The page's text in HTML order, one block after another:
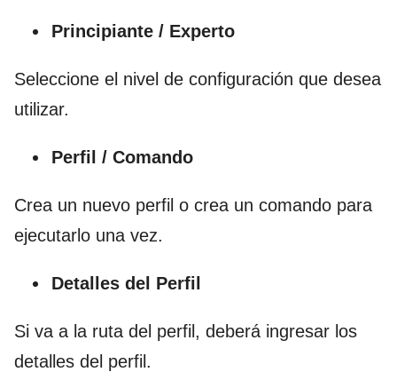
Principiante / Experto
Seleccione el nivel de configuración que desea
utilizar.
Perfil / Comando
Crea un nuevo perfil o crea un comando para
ejecutarlo una vez.
Detalles del Perfil
Si va a la ruta del perfil, deberá ingresar los
detalles del perfil.